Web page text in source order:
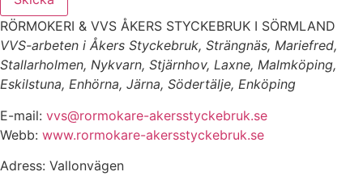
RÖRMOKERI & VVS ÅKERS STYCKEBRUK I SÖRMLAND
VVS-arbeten i Åkers Styckebruk, Strängnäs, Mariefred,
Stallarholmen, Nykvarn, Stjärnhov, Laxne, Malmköping,
Eskilstuna, Enhörna, Järna, Södertälje, Enköping
E-mail: vvs@rormokare-akersstyckebruk.se
Webb: www.rormokare-akersstyckebruk.se
Adress: Vallonvägen